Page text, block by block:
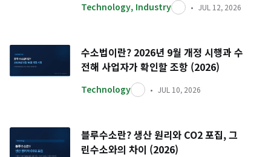
Technology, Industry JUL 12, 2026
수소법이란? 2026년 9월 개정 시행과 수
전해 사업자가 확인할 조항 (2026)
Technology JUL 10, 2026
블루수소란? 생산 원리와 CO2 포집, 그
린수소와의 차이 (2026)